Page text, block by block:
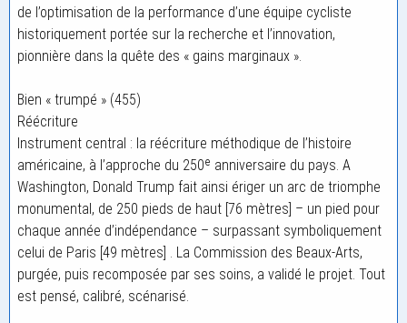
de l’optimisation de la performance d’une équipe cycliste
historiquement portée sur la recherche et l’innovation,
pionnière dans la quête des « gains marginaux ».
Bien « trumpé » (455)
Réécriture
Instrument central : la réécriture méthodique de l’histoire
américaine, à l’approche du 250ᵉ anniversaire du pays. A
Washington, Donald Trump fait ainsi ériger un arc de triomphe
monumental, de 250 pieds de haut [76 mètres] – un pied pour
chaque année d’indépendance – surpassant symboliquement
celui de Paris [49 mètres] . La Commission des Beaux-Arts,
purgée, puis recomposée par ses soins, a validé le projet. Tout
est pensé, calibré, scénarisé.